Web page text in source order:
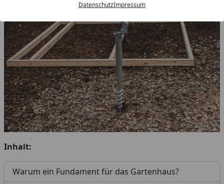
DatenschutzImpressum
Inhalt:
Warum ein Fundament für das Gartenhaus?